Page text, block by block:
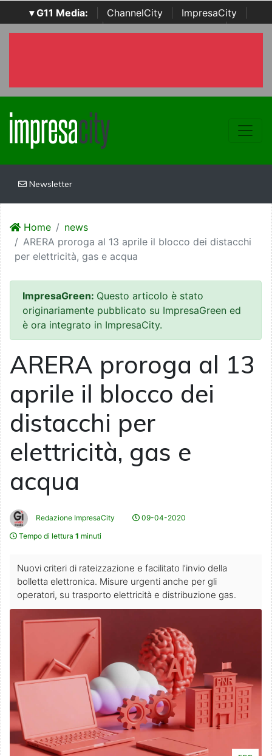
▾ G11 Media: ChannelCity ImpresaCity
SecurityOpenLab | Italian Channel Awards | Italian
Newsletter
Home
news
ARERA proroga al 13 aprile il blocco dei distacchi
per elettricità, gas e acqua
ImpresaGreen: Questo articolo è stato
originariamente pubblicato su ImpresaGreen ed
è ora integrato in ImpresaCity.
ARERA proroga al 13
aprile il blocco dei
distacchi per
elettricità, gas e
acqua
Redazione ImpresaCity
09-04-2020
Tempo di lettura 1 minuti
Nuovi criteri di rateizzazione e facilitato l’invio della
bolletta elettronica. Misure urgenti anche per gli
operatori, su trasporto elettricità e distribuzione gas.